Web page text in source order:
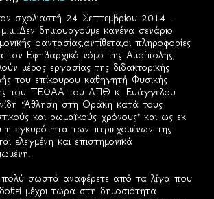
σχολιαστή 24 Σεπτεμβρίου 2014 -
δημιουργούμε κανένα σενάριο
φαντασίας,αντίθετα,οι πληροφορίες
τον Εφηβαρχικό νόμο της Αμφίπολης,
μέρος εργασίας της διδακτορικής
του επίκουρου καθηγητή Φυσικής
του ΤΕΦΑΑ του ΔΠΘ κ. Ευάγγελου
"Άθληση στη Θράκη κατά τους
και ρωμαϊκούς χρόνους" και ως εκ
η εγκυρότητα των περιεχομένων της
ελεγμένη και επιστημονικά
σωστά αναφέρετε από τα λίγα που
μέχρι τώρα στη δημοσιότητα